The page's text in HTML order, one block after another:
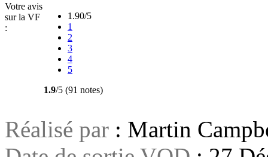
Votre avis
sur la VF
:
1.90/5
1
2
3
4
5
1.9/5 (91 notes)
Réalisé par : Martin